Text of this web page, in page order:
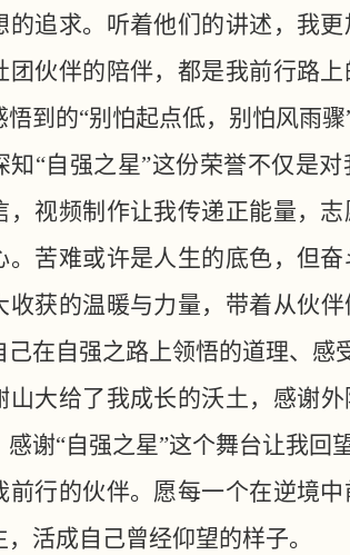
的追求。听着他们的讲述，我
团伙伴的陪伴，都是我前行路
悟到的“别怕起点低，别怕风雨
知“自强之星”这份荣誉不仅是
，视频制作让我传递正能量，
。苦难或许是人生的底色，但
收获的温暖与力量，带着从伙
己在自强之路上领悟的道理、感
山大给了我成长的沃土，感谢
感谢“自强之星”这个舞台让我回
前行的伙伴。愿每一个在逆境
，活成自己曾经仰望的样子。